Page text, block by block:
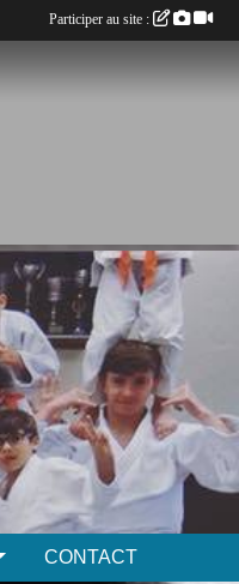
CONTACT
Participer au site :